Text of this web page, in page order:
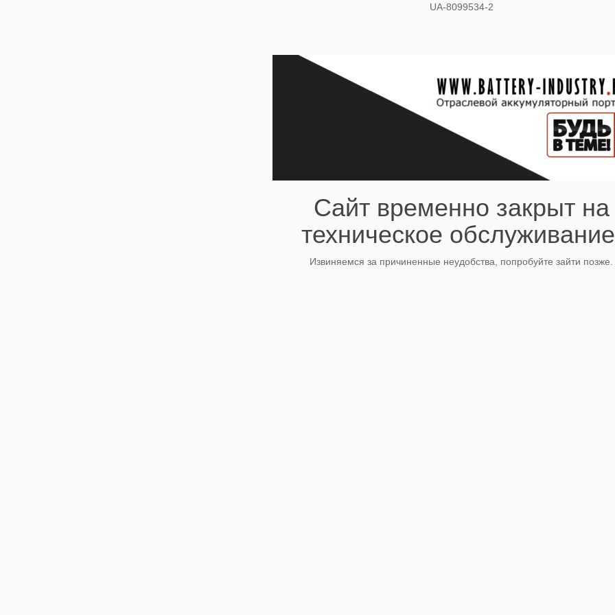
UA-8099534-2
Сайт временно закрыт на
техническое
Извиняемся за причиненные неудобства, попробуйте зайти позже.